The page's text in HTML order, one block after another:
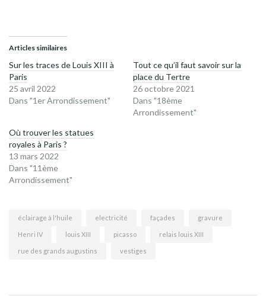
Articles similaires
Sur les traces de Louis XIII à
Paris
25 avril 2022
Dans "1er Arrondissement"
Tout ce qu’il faut savoir sur la
place du Tertre
26 octobre 2021
Dans "18ème
Arrondissement"
Où trouver les statues
royales à Paris ?
13 mars 2022
Dans "11ème
Arrondissement"
éclairage à l'huile electricité façades gravure
Henri IV louis XIII picasso relais louis XIII
rue des grands augustins vestiges